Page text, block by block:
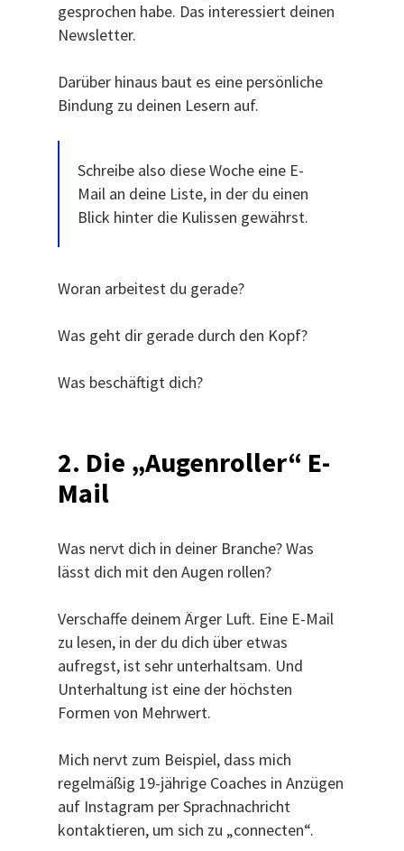
gesprochen habe. Das interessiert deinen
Newsletter.
Darüber hinaus baut es eine persönliche
Bindung zu deinen Lesern auf.
Schreibe also diese Woche eine E-
Mail an deine Liste, in der du einen
Blick hinter die Kulissen gewährst.
Woran arbeitest du gerade?
Was geht dir gerade durch den Kopf?
Was beschäftigt dich?
2. Die „Augenroller“ E-
Mail
Was nervt dich in deiner Branche? Was
lässt dich mit den Augen rollen?
Verschaffe deinem Ärger Luft. Eine E-Mail
zu lesen, in der du dich über etwas
aufregst, ist sehr unterhaltsam. Und
Unterhaltung ist eine der höchsten
Formen von Mehrwert.
Mich nervt zum Beispiel, dass mich
regelmäßig 19-jährige Coaches in Anzügen
auf Instagram per Sprachnachricht
kontaktieren, um sich zu „connecten“.